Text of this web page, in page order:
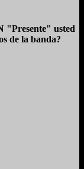
"Presente" usted
de la banda?